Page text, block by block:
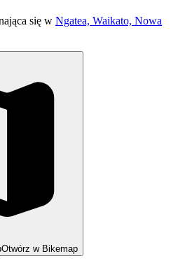
się w Ngatea, Waikato, Nowa
Otwórz w Bikemap